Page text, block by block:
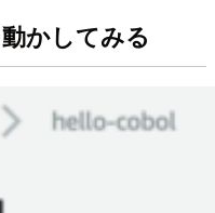
かしてみる